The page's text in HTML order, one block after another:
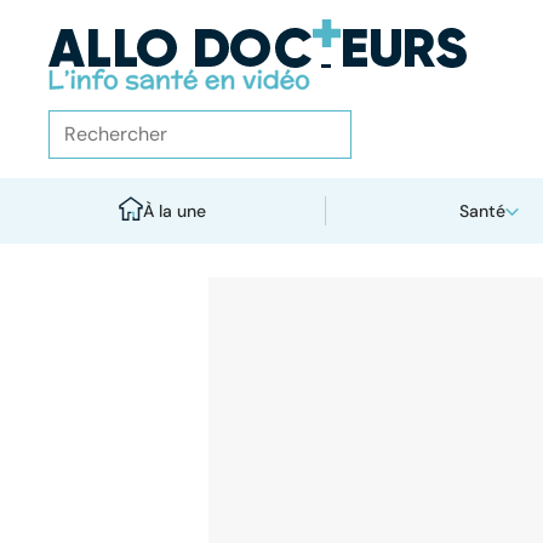
À la une Santé